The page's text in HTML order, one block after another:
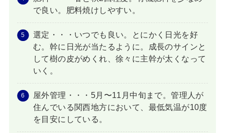
で良い。肥料焼けしやすい。
選定・・・いつでも良い。とにかく日光を好
む。幹に日光が当たるように。成長のサインと
して樹の皮がめくれ、徐々に主幹が太くなって
いく。
屋外管理・・・5月〜11月中旬まで。管理人が
住んでいる関西地方において、最低気温が10度
を目安にしている。